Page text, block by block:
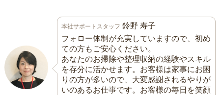
本社サポートスタッフ 鈴野 寿子
フォロー体制が充実していますので、初め
ての方もご安心ください。
あなたのお掃除や整理収納の経験やスキル
を存分に活かせます。お客様は家事にお困
りの方が多いので、大変感謝されるやりが
いのあるお仕事です。お客様の毎日を笑顔